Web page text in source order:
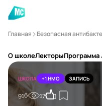
Главная Безопасная
О школеЛекторыПрограмма
ШКОЛА +1 НМО ЗАПИСЬ
916 17